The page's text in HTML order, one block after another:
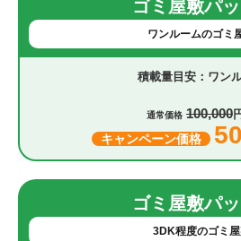
ゴミ屋敷パ
ワンルームのゴミ
ワン
通常価格 100,000
キャンペーン価格
ゴミ屋敷パ
3DK程度のゴミ